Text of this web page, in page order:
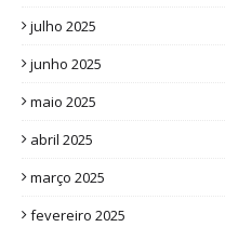
julho 2025
junho 2025
maio 2025
abril 2025
março 2025
fevereiro 2025